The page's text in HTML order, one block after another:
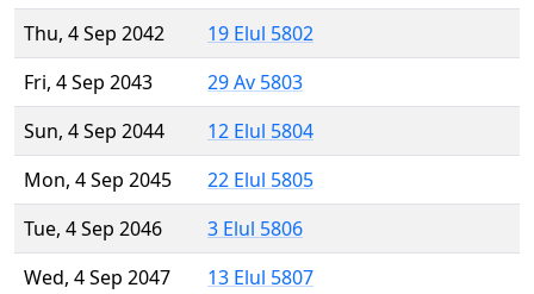
Thu, 4 Sep 2042
19 Elul 5802
Fri, 4 Sep 2043
29 Av 5803
Sun, 4 Sep 2044
12 Elul 5804
Mon, 4 Sep 2045
22 Elul 5805
Tue, 4 Sep 2046
3 Elul 5806
Wed, 4 Sep 2047
13 Elul 5807